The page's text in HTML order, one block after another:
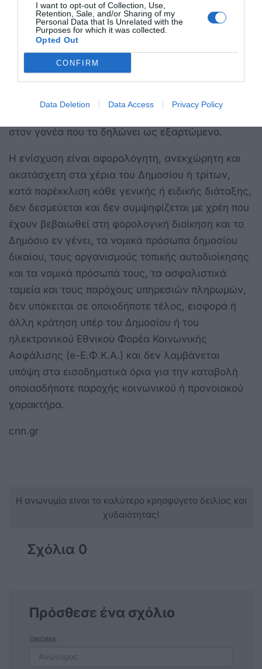
I want to opt-out of Collection, Use,
Retention, Sale, and/or Sharing of my
Personal Data that Is Unrelated with the
Purposes for which it was collected.
Opted Out
CONFIRM
Data Deletion Data Access Privacy Policy
γ) Σε περίπτωση προσθήκης εξαρτώμενου τέκνου
μετά την υποβολή δήλωσης φορολογίας
εισοδήματος φορολογικού έτους 2024, η ενίσχυση
καταβάλλεται κατά το ήμισυ σε κάθε γονέα, εάν
το τέκνο εμφανίζεται κατά την 31η Ιουλίου 2026
στο Μητρώο της ΑΑΔΕ ως εξαρτώμενο τέκνο δύο
στον γονέα που το δηλώνει ως εξαρτώμενο.
Η ενίσχυση είναι αφορολόγητη, ανεκχώρητη και
ακατάσχετη στα χέρια του Δημοσίου ή τρίτων,
κατά παρέκκλιση κάθε γενικής ή ειδικής διάταξης,
δεν δεσμεύεται και δεν συμψηφίζεται με χρέη που
έχουν βεβαιωθεί στη φορολογική διοίκηση και το
Δημόσιο εν γένει, τα νομικά πρόσωπα δημοσίου
δικαίου, τους οργανισμούς τοπικής αυτοδιοίκησης
και τα νομικά πρόσωπά τους, τα ασφαλιστικά
ταμεία και τους παρόχους υπηρεσιών πληρωμών,
δεν υπόκειται σε οποιοδήποτε τέλος, εισφορά ή
άλλη κράτηση υπέρ του Δημοσίου ή του
ηλεκτρονικού Εθνικού Φορέα Κοινωνικής
Ασφάλισης (e-Ε.Φ.Κ.Α.) και δεν λαμβάνεται
υπόψη στα εισοδηματικά όρια για την καταβολή
οποιασδήποτε παροχής κοινωνικού ή προνοιακού
χαρακτήρα.
cnn.gr
Η ανωνυμία είναι το καλύτερο κρησφύγετο δειλίας και
χυδαιότητας!
Σχόλια 0
Πρόσθεσε ένα σχόλιο
ΟΝΟΜΑ